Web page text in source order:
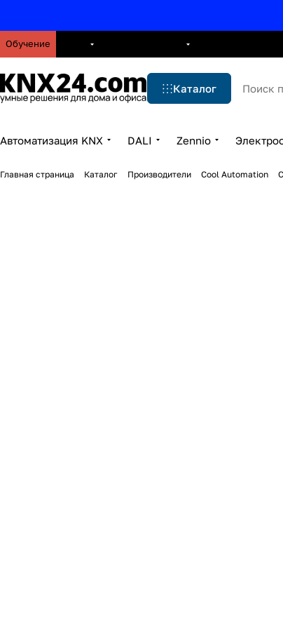
Обучение
Каталог
Автоматизация KNX DALI Zennio
Главная страница Каталог Производители Cool Automation